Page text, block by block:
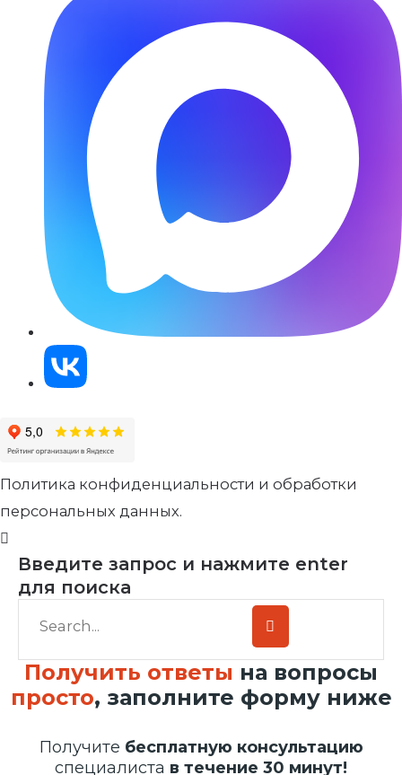
Политика конфиденциальности и обработки
персональных данных.
Введите запрос и нажмите enter
для поиска
Получить ответы на вопросы
просто, заполните форму ниже
Получите бесплатную консультацию
специалиста в течение 30 минут!